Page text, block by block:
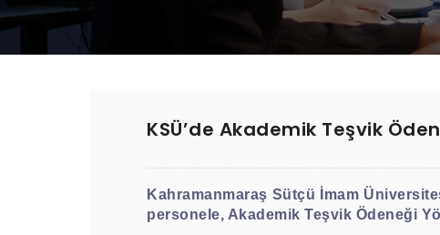
KSÜ’de Akademik Teşvik
Kahramanmaraş Sütçü İmam
personele, Akademik Teşvik Ödeneği